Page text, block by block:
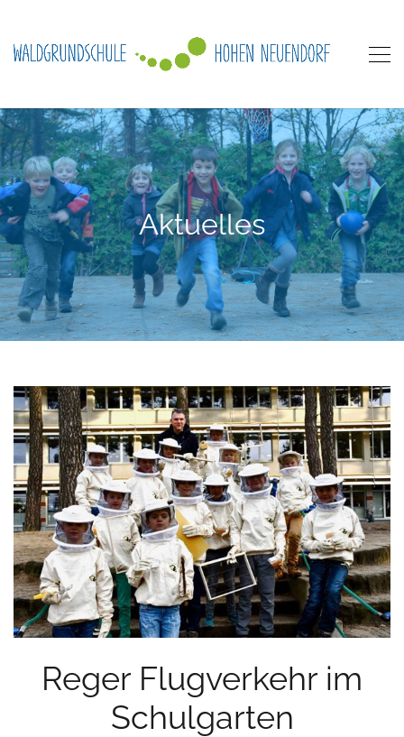
Aktuelles
Reger Flugverkehr im
Schulgarten